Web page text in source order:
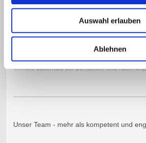
Auswahl erlauben
Ablehnen
Montag bis Donnerstag
Termine außerhalb der Bürozeiten sind nach
Unser Team - mehr als kompetent und